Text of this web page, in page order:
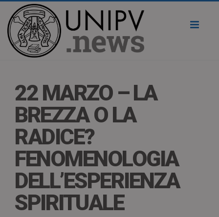
22 MARZO – LA
BREZZA O LA
RADICE?
FENOMENOLOGIA
DELL’ESPERIENZA
SPIRITUALE